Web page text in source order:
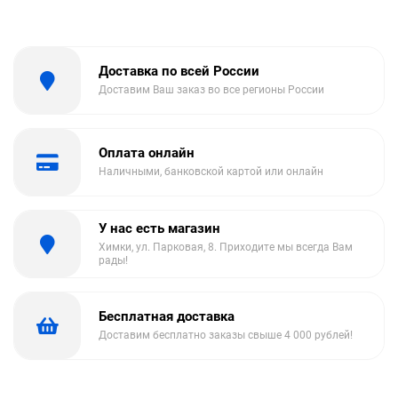
Доставка по всей России
Доставим Ваш заказ во все регионы России
Оплата онлайн
Наличными, банковской картой или онлайн
У нас есть магазин
Химки, ул. Парковая, 8. Приходите мы всегда Вам
рады!
Бесплатная доставка
Доставим бесплатно заказы свыше 4 000 рублей!